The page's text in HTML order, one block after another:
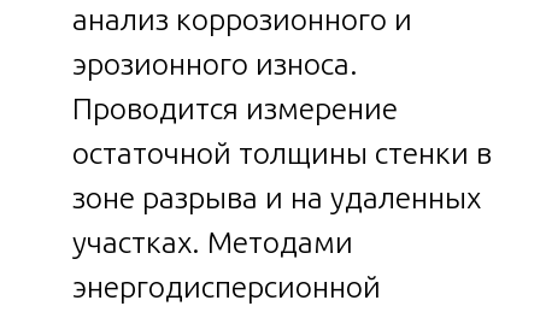
анализ коррозионного и
эрозионного износа.
Проводится измерение
остаточной толщины стенки в
зоне разрыва и на удаленных
участках. Методами
энергодисперсионной